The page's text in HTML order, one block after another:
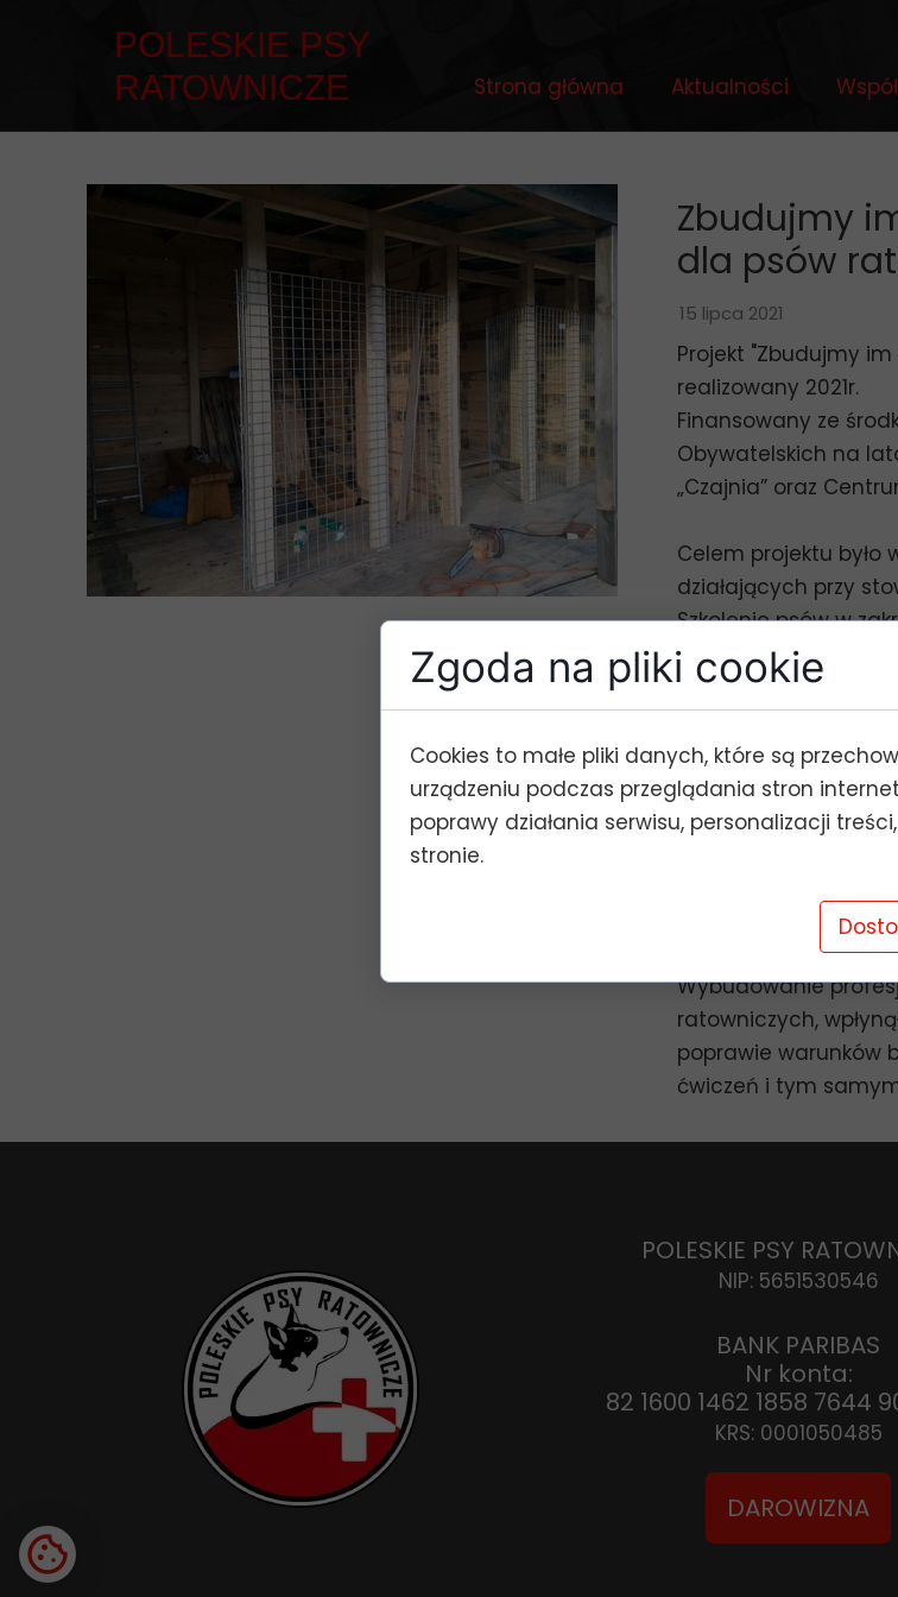
POLESKIE PSY
RATOWNICZE
Strona główna Aktualności
Zbudujmy
dla psów
15 lipca 2021
Projekt "Zbudujmy
realizowany 2021r.
Finansowany ze
Obywatelskich na
„Czajnia” oraz
Celem projektu było
działających przy
Szkolenie psów w
proces. Trwa on
dniu, realizują ze
ich umiejętności po
czekają na nie w
Psy ratownicze
nieodłącznym
często powiązane
wybiegu dla psów,
zwierząt z dala od
Wybudowanie
ratowniczych,
poprawie warunków
ćwiczeń i tym
POLESKIE PSY
NIP: 5651530546
BANK PARIBAS
Nr konta:
82 1600 1462 1858 7644
KRS: 0001050485
DAROWIZNA
Zgoda na pliki cookie
Cookies to małe pliki danych, które są
urządzeniu podczas przeglądania stron
poprawy działania serwisu, personalizacji
stronie.